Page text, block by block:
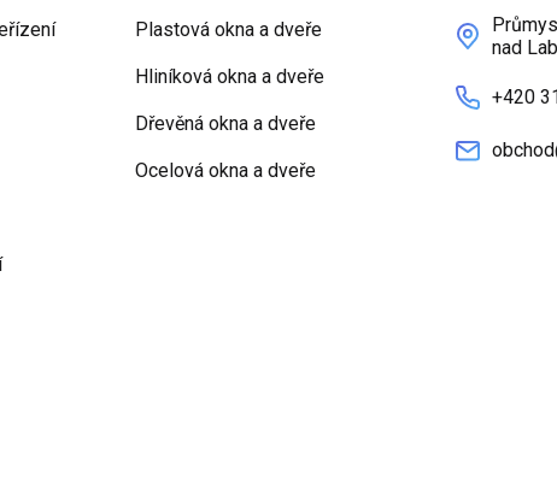
Plastová okna a dveře
Hliníková okna a dveře
Dřevěná okna a dveře
Ocelová okna a dveře
nad
+420